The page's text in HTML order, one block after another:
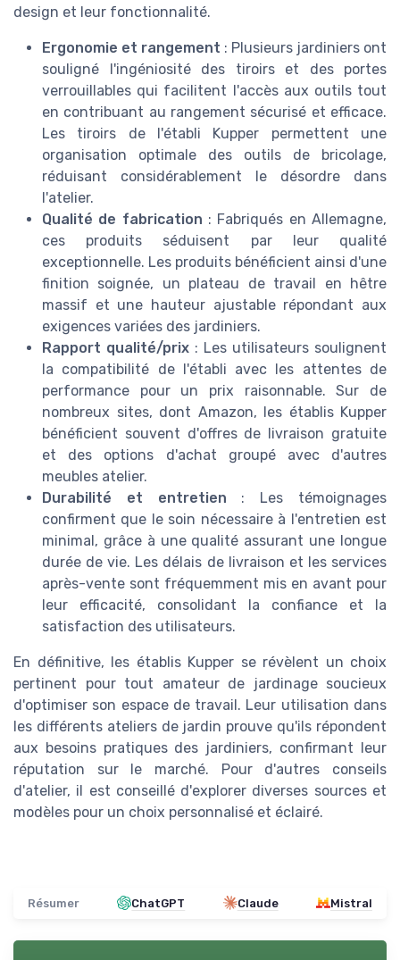
design et leur fonctionnalité.
Ergonomie et rangement : Plusieurs jardiniers ont
souligné l'ingéniosité des tiroirs et des portes
verrouillables qui facilitent l'accès aux outils tout
en contribuant au rangement sécurisé et efficace.
Les tiroirs de l'établi Kupper permettent une
organisation optimale des outils de bricolage,
réduisant considérablement le désordre dans
l'atelier.
Qualité de fabrication : Fabriqués en Allemagne,
ces produits séduisent par leur qualité
exceptionnelle. Les produits bénéficient ainsi d'une
finition soignée, un plateau de travail en hêtre
massif et une hauteur ajustable répondant aux
exigences variées des jardiniers.
Rapport qualité/prix : Les utilisateurs soulignent
la compatibilité de l'établi avec les attentes de
performance pour un prix raisonnable. Sur de
nombreux sites, dont Amazon, les établis Kupper
bénéficient souvent d'offres de livraison gratuite
et des options d'achat groupé avec d'autres
meubles atelier.
Durabilité et entretien : Les témoignages
confirment que le soin nécessaire à l'entretien est
minimal, grâce à une qualité assurant une longue
durée de vie. Les délais de livraison et les services
après-vente sont fréquemment mis en avant pour
leur efficacité, consolidant la confiance et la
satisfaction des utilisateurs.
En définitive, les établis Kupper se révèlent un choix
pertinent pour tout amateur de jardinage soucieux
d'optimiser son espace de travail. Leur utilisation dans
les différents ateliers de jardin prouve qu'ils répondent
aux besoins pratiques des jardiniers, confirmant leur
réputation sur le marché. Pour d'autres conseils
d'atelier, il est conseillé d'explorer diverses sources et
modèles pour un choix personnalisé et éclairé.
Résumer ChatGPT Claude Mistral